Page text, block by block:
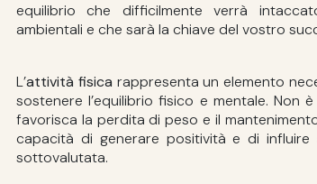
equilibrio che difficilmente verrà
ambientali e che sarà la chiave del vostro
L’attività fisica rappresenta un elemento
sostenere l’equilibrio fisico e mentale. Non
favorisca la perdita di peso e il
capacità di generare positività e di influire
sottovalutata.